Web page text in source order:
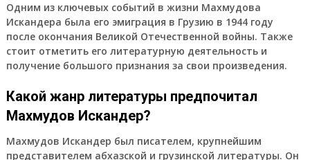
Одним из ключевых событий в жизни Махмудова
Искандера была его эмиграция в Грузию в 1944 году
после окончания Великой Отечественной войны. Также
стоит отметить его литературную деятельность и
получение большого признания за свои произведения.
Какой жанр литературы предпочитал
Махмудов Искандер?
Махмудов Искандер был писателем, крупнейшим
представителем абхазской и грузинской литературы. Он